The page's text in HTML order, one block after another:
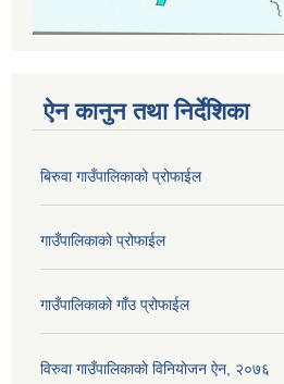
ऐन कानुन तथा निर्देशिका
बिरुवा गाउँपालिकाको प्रोफाईल
गाउँपालिकाको प्रोफाईल
गाउँपालिकाको गाँउ प्रोफाईल
विरुवा गाउँपालिकाको विनियोजन ऐन, २०७६